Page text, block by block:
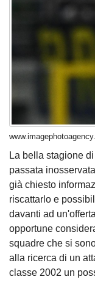
La bella stagione
passata
già chiesto
riscattarlo e
davanti ad
opportune
squadre che si
alla ricerca di un
classe 2002 un